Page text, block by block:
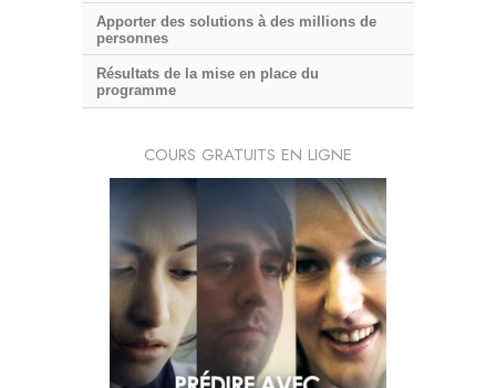
Apporter des solutions à des millions de
personnes
Résultats de la mise en place du
programme
COURS GRATUITS EN LIGNE